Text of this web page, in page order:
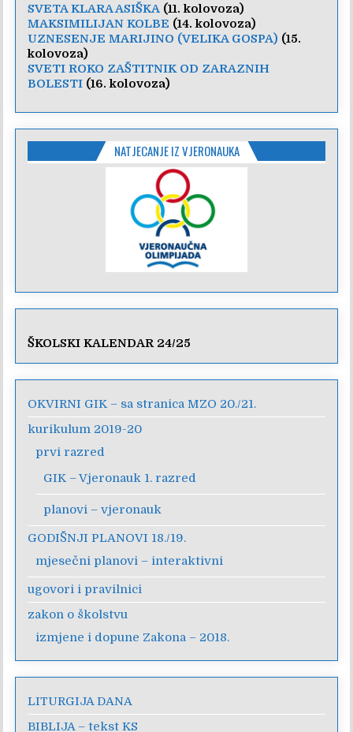
SVETA KLARA ASIŠKA (11. kolovoza)
MAKSIMILIJAN KOLBE (14. kolovoza)
UZNESENJE MARIJINO (VELIKA GOSPA) (15.
kolovoza)
SVETI ROKO ZAŠTITNIK OD ZARAZNIH
BOLESTI (16. kolovoza)
NATJECANJE IZ VJERONAUKA
ŠKOLSKI KALENDAR 24/25
OKVIRNI GIK – sa stranica MZO 20./21.
kurikulum 2019-20
prvi razred
GIK – Vjeronauk 1. razred
planovi – vjeronauk
GODIŠNJI PLANOVI 18./19.
mjesečni planovi – interaktivni
ugovori i pravilnici
zakon o školstvu
izmjene i dopune Zakona – 2018.
LITURGIJA DANA
BIBLIJA – tekst KS